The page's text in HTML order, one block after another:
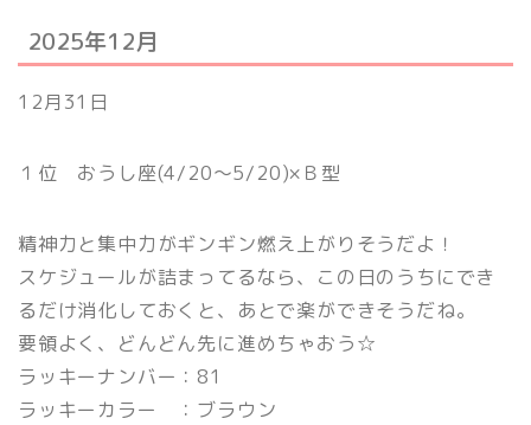
2025年12月
12月31日
１位 おうし座(4/20〜5/20)×Ｂ型
精神力と集中力がギンギン燃え上がりそうだよ！
スケジュールが詰まってるなら、この日のうちにでき
るだけ消化しておくと、あとで楽ができそうだね。
要領よく、どんどん先に進めちゃおう☆
ラッキーナンバー：81
ラッキーカラー ：ブラウン